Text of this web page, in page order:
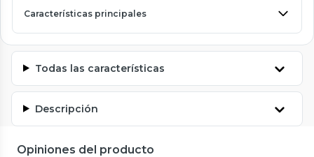
Características principales
Todas las características
Descripción
Opiniones del producto